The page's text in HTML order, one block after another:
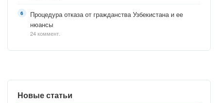
Процедура отказа от гражданства Узбекистана и ее
нюансы
24 коммент.
Новые статьи